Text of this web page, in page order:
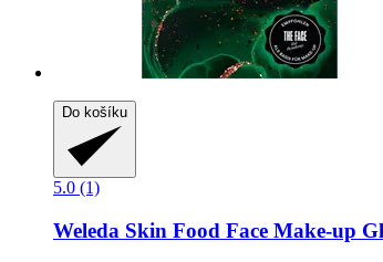
Do košíku
5.0 (1)
Weleda Skin Food Face Make-​up